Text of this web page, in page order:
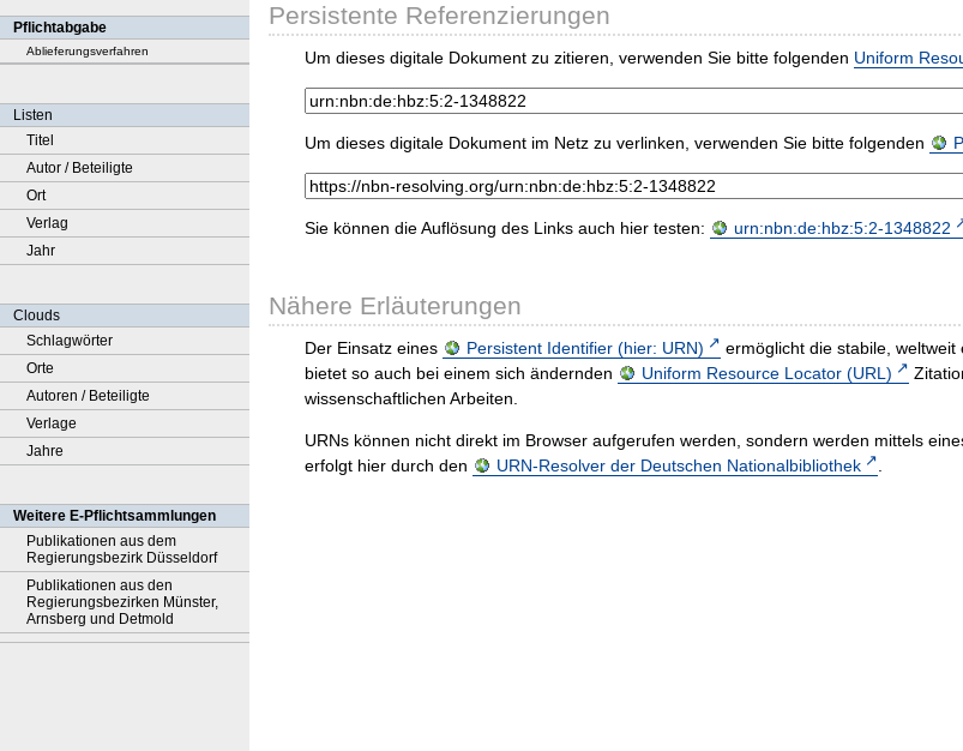
Pflichtabgabe
Ablieferungsverfahren
Listen
Titel
Autor / Beteiligte
Ort
Verlag
Jahr
Clouds
Schlagwörter
Orte
Autoren / Beteiligte
Verlage
Jahre
Weitere E-Pflichtsammlungen
Publikationen aus dem
Regierungsbezirk Düsseldorf
Publikationen aus den
Regierungsbezirken Münster,
Arnsberg und Detmold
Persistente Referenzierungen
Um dieses digitale Dokument zu zitieren, verwenden Sie bitte folgenden Uniform
Um dieses digitale Dokument im Netz zu verlinken, verwenden Sie bitte folgenden
Sie können die Auflösung des Links auch hier testen: urn:nbn:de:hbz:5:2-1348822
Nähere Erläuterungen
Der Einsatz eines Persistent Identifier (hier: URN)
ermöglicht die stabile,
bietet so auch bei einem sich ändernden
Uniform Resource Locator (URL)
wissenschaftlichen Arbeiten.
URNs können nicht direkt im Browser aufgerufen werden, sondern werden mittels
erfolgt hier durch den
URN-Resolver der Deutschen Nationalbibliothek .